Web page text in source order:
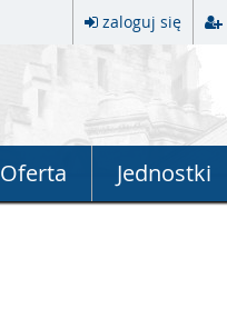
zaloguj się
Oferta Jednostki